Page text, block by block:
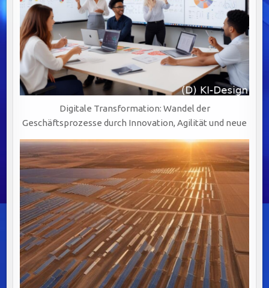
Digitale Transformation: Wandel der
Geschäftsprozesse durch Innovation, Agilität und neue